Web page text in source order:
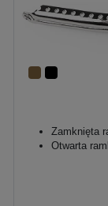
Zamknięta
Otwarta